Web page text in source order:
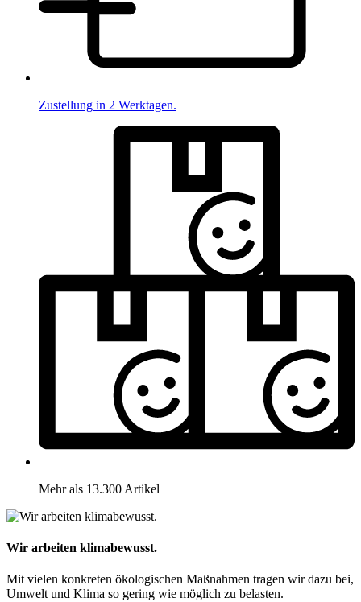
Zustellung in 2 Werktagen.
Mehr als 13.300 Artikel
Wir arbeiten klimabewusst.
Mit vielen konkreten ökologischen Maßnahmen tragen wir dazu bei,
Umwelt und Klima so gering wie möglich zu belasten.